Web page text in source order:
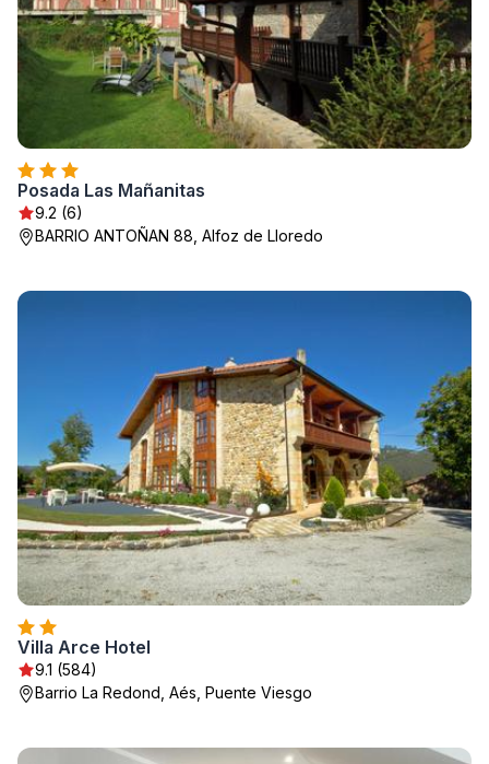
Posada Las Mañanitas
9.2 (6)
BARRIO ANTOÑAN 88, Alfoz de Lloredo
Villa Arce Hotel
9.1 (584)
Barrio La Redond, Aés, Puente Viesgo